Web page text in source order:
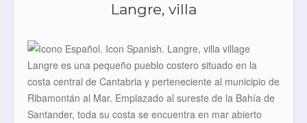
Langre, villa
Langre es una pequeño pueblo costero situado en la
costa central de Cantabria y perteneciente al municipio de
Ribamontán al Mar. Emplazado al sureste de la Bahía de
Santander, toda su costa se encuentra en mar abierto